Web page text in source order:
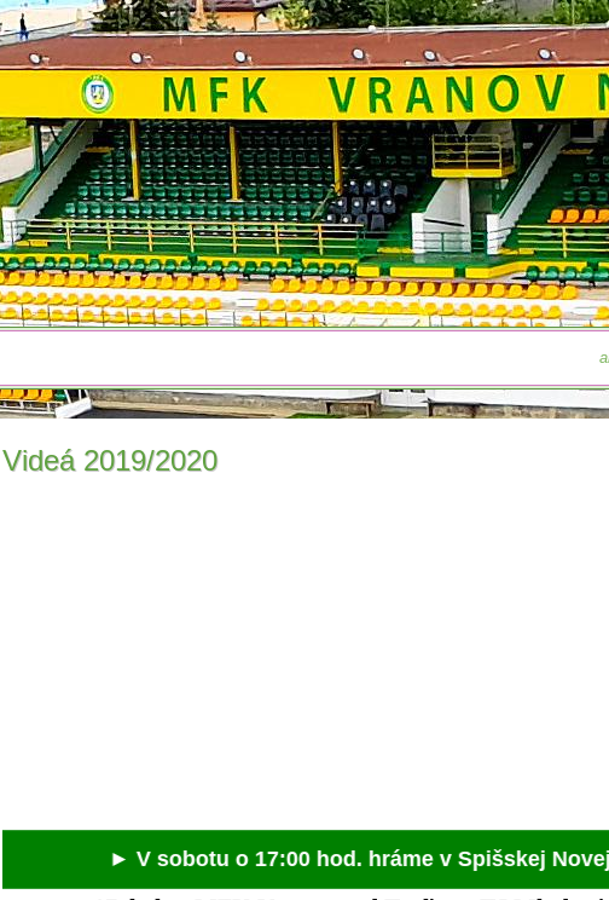
Videá 2019/2020
► V sobotu o 17:00 hod. hráme v Spišskej Novej Vsi ◄